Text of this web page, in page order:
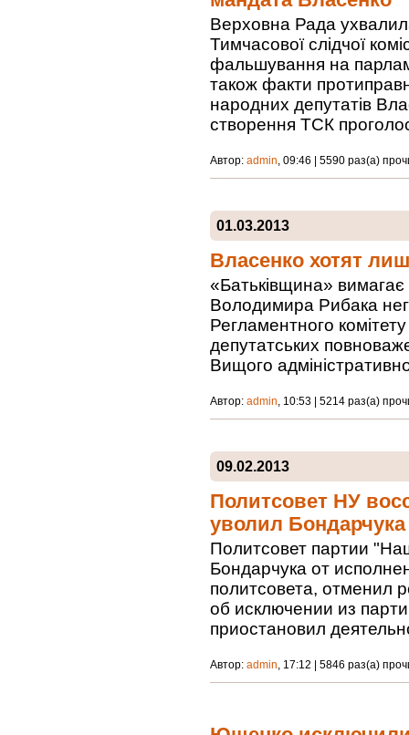
Верховна Рада
Тимчасової слідчої
фальшування на
також факти
народних депутатів
створення ТСК
Автор: admin, 09:46 | 5590 раз(а)
01.03.2013
Власенко хотят
«Батьківщина»
Володимира Рибака
Регламентного
депутатських
Вищого
Автор: admin, 10:53 | 5214 раз(а)
09.02.2013
Политсовет НУ
уволил Бондарчука
Политсовет партии
Бондарчука от
политсовета, отменил
об исключении из
приостановил
Автор: admin, 17:12 | 5846 раз(а)